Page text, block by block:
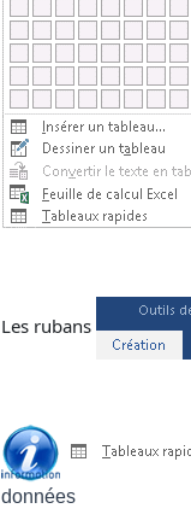
Les rubans
données